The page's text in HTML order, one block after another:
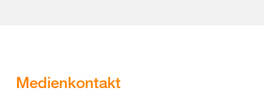
Medienkontakt